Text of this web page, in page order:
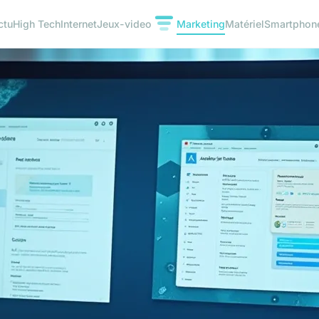
High TechInternetJeux-video MarketingMatériel